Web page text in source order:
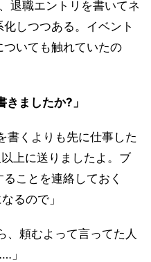
退職エントリを書いてネ
しつつある。イベント
いても触れていたの
ましたか?」
書くよりも先に仕事した
上に送りましたよ。ブ
ことを連絡しておく
るので」
、頼むよって言ってた人
」